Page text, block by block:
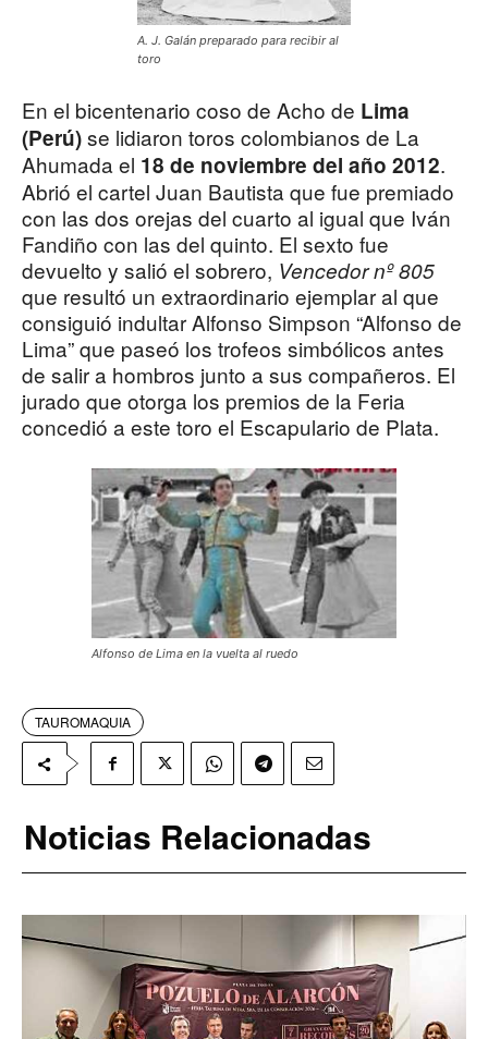
A. J. Galán preparado para recibir al
toro
En el bicentenario coso de Acho de Lima
(Perú)se lidiaron toros colombianos de La
Ahumada el 18 de noviembre del año 2012.
Abrió el cartel Juan Bautista que fue premiado
con las dos orejas del cuarto al igual que Iván
Fandiño con las del quinto. El sexto fue
devuelto y salió el sobrero, Vencedor nº 805
que resultó un extraordinario ejemplar al que
consiguió indultar Alfonso Simpson “Alfonso de
Lima” que paseó los trofeos simbólicos antes
de salir a hombros junto a sus compañeros. El
jurado que otorga los premios de la Feria
concedió a este toro el Escapulario de Plata.
Alfonso de Lima en la vuelta al ruedo
TAUROMAQUIA
Noticias Relacionadas